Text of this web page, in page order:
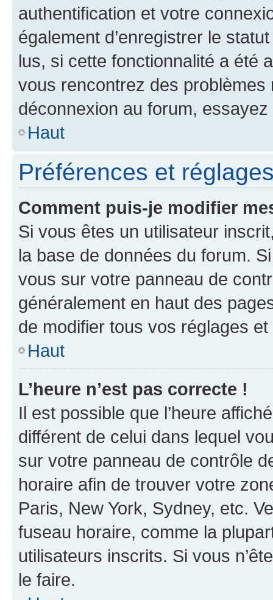
authentification et votre
également d’enregistrer le
lus, si cette fonctionnalité a été
vous rencontrez des
déconnexion au forum,
Haut
Préférences et
Comment puis-je modifier
Si vous êtes un utilisateur
la base de données du forum.
vous sur votre panneau de
généralement en haut des
de modifier tous vos réglages
Haut
L’heure n’est pas correcte !
Il est possible que l’heure
différent de celui dans lequel
sur votre panneau de contrôle
horaire afin de trouver votre
Paris, New York, Sydney, etc.
fuseau horaire, comme la
utilisateurs inscrits. Si vous
le faire.